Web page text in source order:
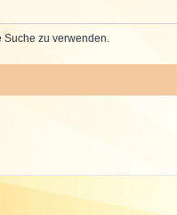
Suche zu verwenden.